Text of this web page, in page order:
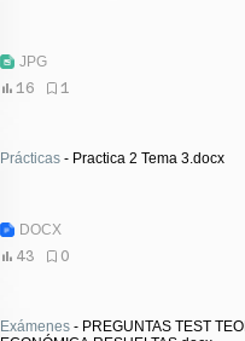
JPG
16
1
Prácticas - Practica 2 Tema 3.docx
DOCX
43
0
Exámenes - PREGUNTAS TEST